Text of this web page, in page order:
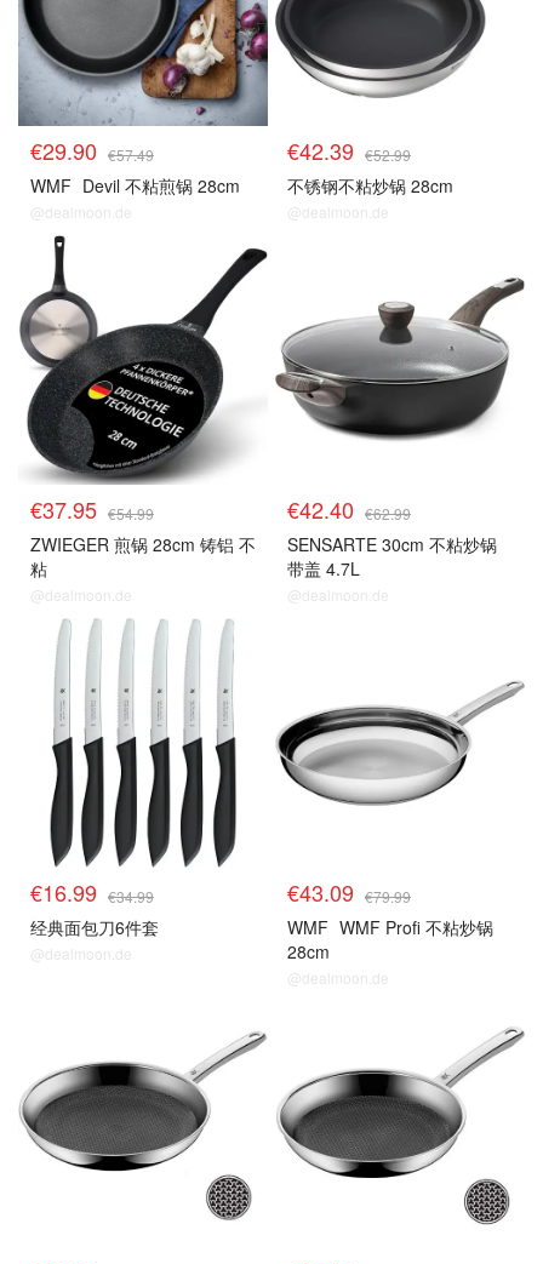
€29.90 €57.49
WMF Devil 不粘煎锅 28cm
@dealmoon.de
€42.39 €52.99
不锈钢不粘炒锅 28cm
@dealmoon.de
€37.95 €54.99
ZWIEGER 煎锅 28cm 铸铝 不
粘
@dealmoon.de
€42.40 €62.99
SENSARTE 30cm 不粘炒锅
带盖 4.7L
@dealmoon.de
€16.99 €34.99
经典面包刀6件套
@dealmoon.de
€43.09 €79.99
WMF WMF Profi 不粘炒锅
28cm
@dealmoon.de